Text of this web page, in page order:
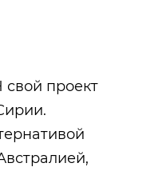
проект